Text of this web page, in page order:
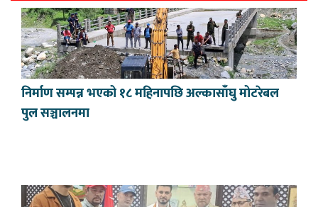
निर्माण सम्पन्न भएको १८ महिनापछि अल्कासाँघु मोटरेबल
पुल सञ्चालनमा